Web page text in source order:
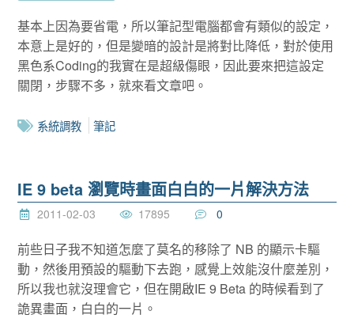
基本上因為要省電，所以筆記型電腦都會有類似的設定，
本意上是好的，但是變暗的設計是將對比降低，對於使用
黑色系Coding的我實在是超級傷眼，因此要來把這設定
關閉，步驟不多，就來看文章吧。
系統調教 筆記
IE 9 beta 瀏覽時畫面白白的一片解決方法
2011-02-03 17895 0
前些日子我不知道怎麼了莫名的移除了 NB 的顯示卡驅
動，然後用預設的驅動下去跑，感覺上效能沒什麼差別，
所以我也就沒理會它，但在開啟IE 9 Beta 的時候看到了
詭異畫面，白白的一片。